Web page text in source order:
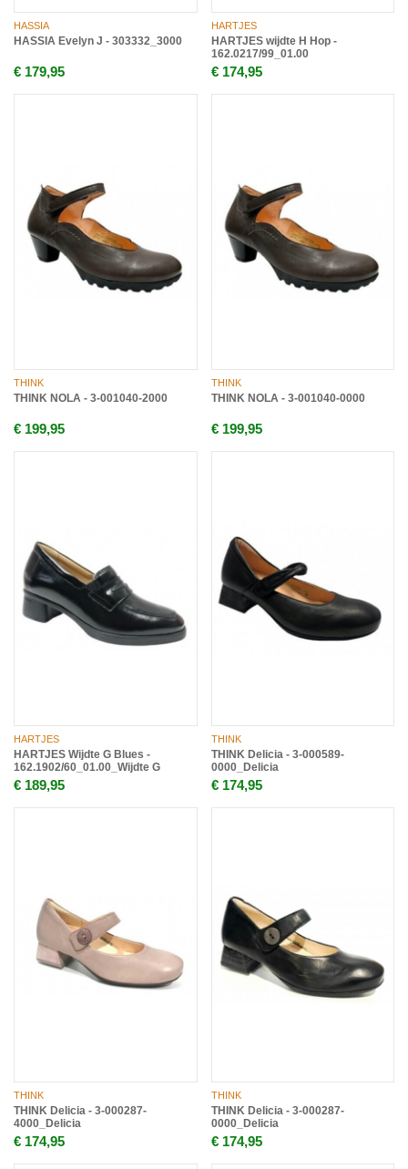
HASSIA
HASSIA Evelyn J - 303332_3000
€ 179,95
HARTJES
HARTJES wijdte H Hop -
162.0217/99_01.00
€ 174,95
THINK
THINK NOLA - 3-001040-2000
€ 199,95
THINK
THINK NOLA - 3-001040-0000
€ 199,95
HARTJES
HARTJES Wijdte G Blues -
162.1902/60_01.00_Wijdte G
€ 189,95
THINK
THINK Delicia - 3-000589-
0000_Delicia
€ 174,95
THINK
THINK Delicia - 3-000287-
4000_Delicia
€ 174,95
THINK
THINK Delicia - 3-000287-
0000_Delicia
€ 174,95